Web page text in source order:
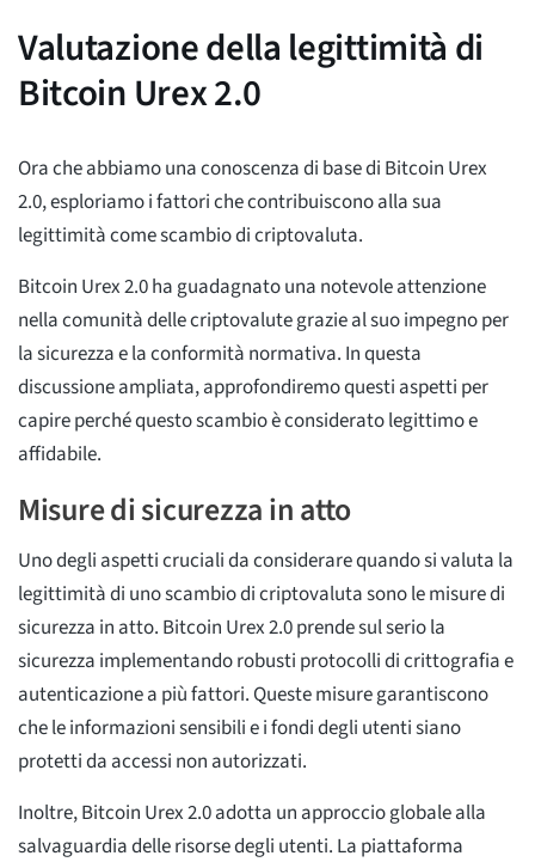
Valutazione della legittimità di
Bitcoin Urex 2.0
Ora che abbiamo una conoscenza di base di Bitcoin Urex
2.0, esploriamo i fattori che contribuiscono alla sua
legittimità come scambio di criptovaluta.
Bitcoin Urex 2.0 ha guadagnato una notevole attenzione
nella comunità delle criptovalute grazie al suo impegno per
la sicurezza e la conformità normativa. In questa
discussione ampliata, approfondiremo questi aspetti per
capire perché questo scambio è considerato legittimo e
affidabile.
Misure di sicurezza in atto
Uno degli aspetti cruciali da considerare quando si valuta la
legittimità di uno scambio di criptovaluta sono le misure di
sicurezza in atto. Bitcoin Urex 2.0 prende sul serio la
sicurezza implementando robusti protocolli di crittografia e
autenticazione a più fattori. Queste misure garantiscono
che le informazioni sensibili e i fondi degli utenti siano
protetti da accessi non autorizzati.
Inoltre, Bitcoin Urex 2.0 adotta un approccio globale alla
salvaguardia delle risorse degli utenti. La piattaforma